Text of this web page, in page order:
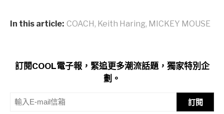
In this article: COACH, Keith Haring, MICKEY MOUSE
訂閱COOL電子報，緊追更多潮流話題，獨家特別企
劃。
訂閱